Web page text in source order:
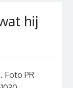
hij
Foto PR